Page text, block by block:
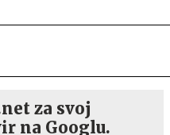
za svoj
na Googlu.